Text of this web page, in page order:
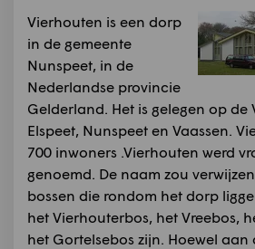
Vierhouten is een dorp
in de gemeente
Nunspeet, in de
Nederlandse provincie
Gelderland. Het is gelegen op de
Elspeet, Nunspeet en Vaassen.
700 inwoners .Vierhouten werd
genoemd. De naam zou
bossen die rondom het dorp
het Vierhouterbos, het Vreebos,
het Gortelsebos zijn. Hoewel aan